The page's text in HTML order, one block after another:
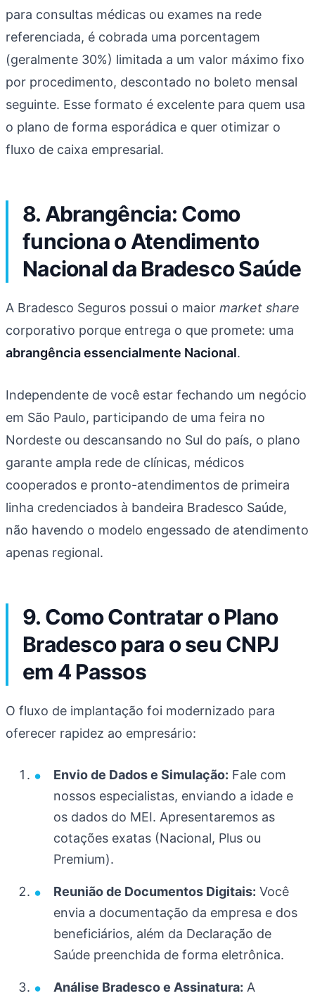
para consultas médicas ou exames na rede
referenciada, é cobrada uma porcentagem
(geralmente 30%) limitada a um valor máximo fixo
por procedimento, descontado no boleto mensal
seguinte. Esse formato é excelente para quem usa
o plano de forma esporádica e quer otimizar o
fluxo de caixa empresarial.
8. Abrangência: Como
funciona o Atendimento
Nacional da Bradesco Saúde
A Bradesco Seguros possui o maior market share
corporativo porque entrega o que promete: uma
abrangência essencialmente Nacional.
Independente de você estar fechando um negócio
em São Paulo, participando de uma feira no
Nordeste ou descansando no Sul do país, o plano
garante ampla rede de clínicas, médicos
cooperados e pronto-atendimentos de primeira
linha credenciados à bandeira Bradesco Saúde,
não havendo o modelo engessado de atendimento
apenas regional.
9. Como Contratar o Plano
Bradesco para o seu CNPJ
em 4 Passos
O fluxo de implantação foi modernizado para
oferecer rapidez ao empresário:
Envio de Dados e Simulação: Fale com
nossos especialistas, enviando a idade e
os dados do MEI. Apresentaremos as
cotações exatas (Nacional, Plus ou
Premium).
Reunião de Documentos Digitais: Você
envia a documentação da empresa e dos
beneficiários, além da Declaração de
Saúde preenchida de forma eletrônica.
Análise Bradesco e Assinatura: A